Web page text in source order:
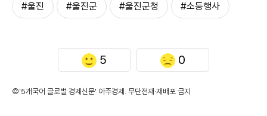
#울진 #울진군 #울진군청 #소등행사
5 0
©'5개국어 글로벌 경제신문' 아주경제. 무단전재·재배포 금지